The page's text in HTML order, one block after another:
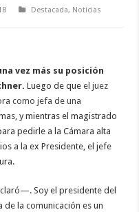
Destacada, Noticias
vez más su posición
Luego de queel juez
como jefa de una
y mientras el magistrado
pedirle a la Cámara alta
a la ex Presidente, el jefe
Soy el presidente del
la comunicación es un